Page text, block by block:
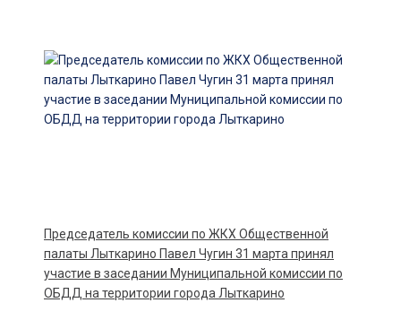
Председатель комиссии по ЖКХ Общественной
палаты Лыткарино Павел Чугин 31 марта принял
участие в заседании Муниципальной комиссии по
ОБДД на территории города Лыткарино